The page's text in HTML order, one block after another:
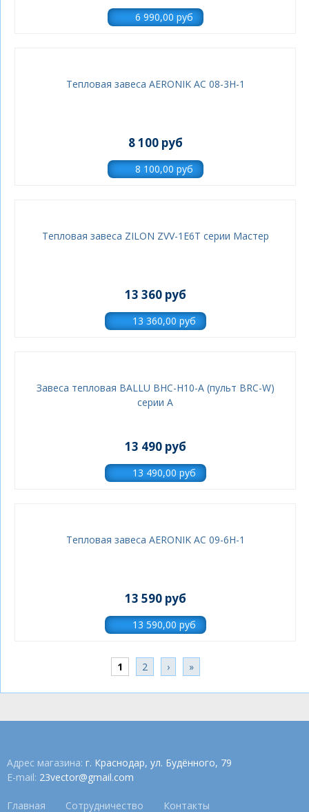
Тепловая завеса AERONIK AC 08-3Н-1
8 100 руб
Тепловая завеса ZILON ZVV-1E6T серии Мастер
13 360 руб
Завеса тепловая BALLU BHC-H10-A (пульт BRC-W)
серии A
13 490 руб
Тепловая завеса AERONIK AC 09-6Н-1
13 590 руб
1 2 › »
Адрес магазина: г. Краснодар, ул. Будённого, 79
E-mail: 23vector@gmail.com
Главная Сотрудничество Контакты